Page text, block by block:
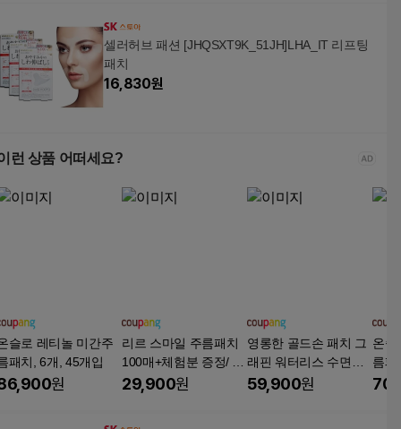
셀러허브 패션 [JHQSXT9K_51JH]LHA_IT 리프팅
패치
16,830원
런 상품 어떠세요?
슬로 레티놀 미간주
패치, 6개, 45개입
원
리르 스마일 주름패치
100매+체험분 증정/ 팔
자주름 리프팅 패치 눈
29,900원
영롱한 골드손 패치 그
래핀 워터리스 수면팩
리프팅 탄력 V라인 마
59,900원
온슬
름패